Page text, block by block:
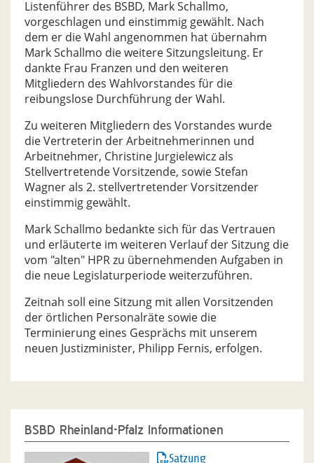
Listenführer des BSBD, Mark Schallmo,
vorgeschlagen und einstimmig gewählt. Nach
dem er die Wahl angenommen hat übernahm
Mark Schallmo die weitere Sitzungsleitung. Er
dankte Frau Franzen und den weiteren
Mitgliedern des Wahlvorstandes für die
reibungslose Durchführung der Wahl.
Zu weiteren Mitgliedern des Vorstandes wurde
die Vertreterin der Arbeitnehmerinnen und
Arbeitnehmer, Christine Jurgielewicz als
Stellvertretende Vorsitzende, sowie Stefan
Wagner als 2. stellvertretender Vorsitzender
einstimmig gewählt.
Mark Schallmo bedankte sich für das Vertrauen
und erläuterte im weiteren Verlauf der Sitzung die
vom "alten" HPR zu übernehmenden Aufgaben in
die neue Legislaturperiode weiterzuführen.
Zeitnah soll eine Sitzung mit allen Vorsitzenden
der örtlichen Personalräte sowie die
Terminierung eines Gesprächs mit unserem
neuen Justizminister, Philipp Fernis, erfolgen.
BSBD Rheinland-Pfalz Informationen
Satzung